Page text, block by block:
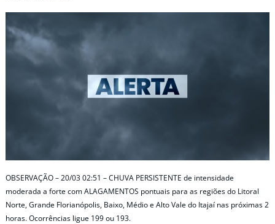
OBSERVAÇÃO – 20/03 02:51 – CHUVA PERSISTENTE de intensidade
moderada a forte com ALAGAMENTOS pontuais para as regiões do Litoral
Norte, Grande Florianópolis, Baixo, Médio e Alto Vale do Itajaí nas próximas 2
horas. Ocorrências ligue 199 ou 193.